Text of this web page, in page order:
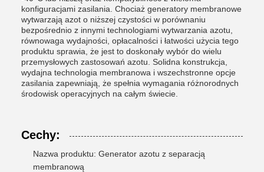
konfiguracjami zasilania. Chociaż generatory membranowe
wytwarzają azot o niższej czystości w porównaniu
bezpośrednio z innymi technologiami wytwarzania azotu,
równowaga wydajności, opłacalności i łatwości użycia tego
produktu sprawia, że ​​jest to doskonały wybór do wielu
przemysłowych zastosowań azotu. Solidna konstrukcja,
wydajna technologia membranowa i wszechstronne opcje
zasilania zapewniają, że spełnia wymagania różnorodnych
środowisk operacyjnych na całym świecie.
Cechy:
Nazwa produktu: Generator azotu z separacją
membranową